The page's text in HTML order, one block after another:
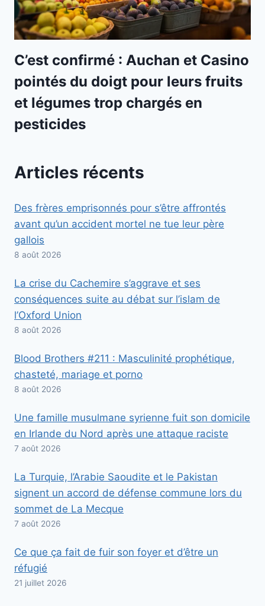
C’est confirmé : Auchan et Casino
pointés du doigt pour leurs fruits
et légumes trop chargés en
pesticides
Articles récents
Des frères emprisonnés pour s’être affrontés
avant qu’un accident mortel ne tue leur père
gallois
8 août 2026
La crise du Cachemire s’aggrave et ses
conséquences suite au débat sur l’islam de
l’Oxford Union
8 août 2026
Blood Brothers #211 : Masculinité prophétique,
chasteté, mariage et porno
8 août 2026
Une famille musulmane syrienne fuit son domicile
en Irlande du Nord après une attaque raciste
7 août 2026
La Turquie, l’Arabie Saoudite et le Pakistan
signent un accord de défense commune lors du
sommet de La Mecque
7 août 2026
Ce que ça fait de fuir son foyer et d’être un
réfugié
21 juillet 2026